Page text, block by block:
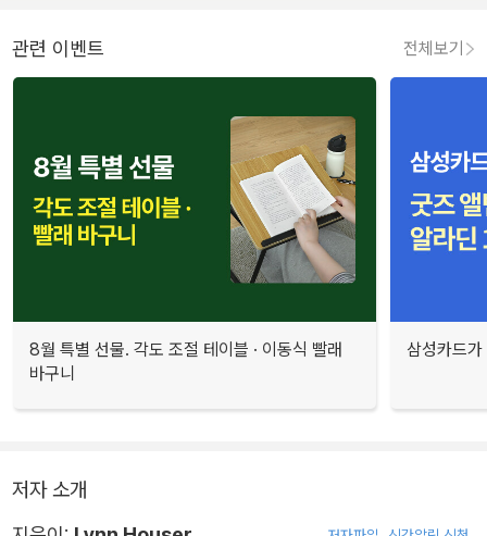
관련 이벤트 전체보기
8월 특별 선물. 각도 조절 테이블 · 이동식 빨래
바구니
삼성카드
저자 소개